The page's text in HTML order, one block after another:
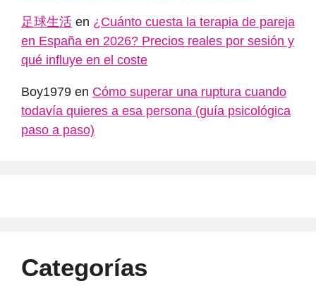
足球生活 en ¿Cuánto cuesta la terapia de pareja
en España en 2026? Precios reales por sesión y
qué influye en el coste
Boy1979 en Cómo superar una ruptura cuando
todavía quieres a esa persona (guía psicológica
paso a paso)
Categorías